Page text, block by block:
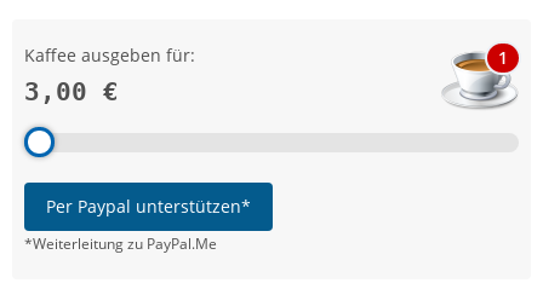
Kaffee ausgeben für:
3,00 €
1
Per Paypal unterstützen*
*Weiterleitung zu PayPal.Me